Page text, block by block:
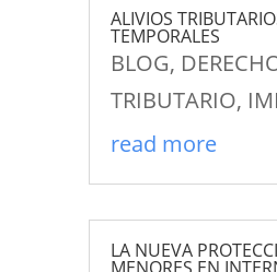
ALIVIOS
TEMPORALES
BLOG,
TRIBUTARIO,
read more
LA NUEVA